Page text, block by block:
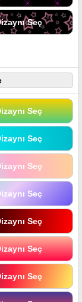
Seç
Seç
Seç
Seç
Seç
Seç
Seç
Seç